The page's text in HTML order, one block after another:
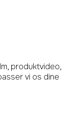
produktvideo,
vi os dine